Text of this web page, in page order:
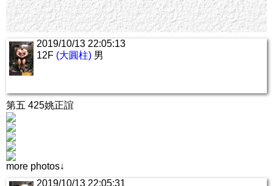
2019/10/13 22:05:13
12F (大圓柱) 男
第五 425姚正誼
more photos↓
2019/10/13 22:05:31